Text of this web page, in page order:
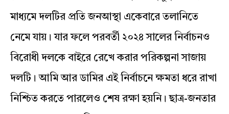
মাধ্যমে দলটির প্রতি জনআস্থা একেবারে তলানিতে
নেমে যায়। যার ফলে পরবর্তী ২০২৪ সালের নির্বাচনও
বিরোধী দলকে বাইরে রেখে করার পরিকল্পনা সাজায়
দলটি। আমি আর ডামির এই নির্বাচনে ক্ষমতা ধরে রাখা
নিশ্চিত করতে পারলেও শেষ রক্ষা হয়নি। ছাত্র-জনতার